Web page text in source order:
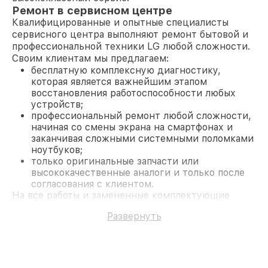
Ремонт в сервисном центре
Квалифицированные и опытные специалисты
сервисного центра выполняют ремонт бытовой и
профессиональной техники LG любой сложности.
Своим клиентам мы предлагаем:
бесплатную комплексную диагностику,
которая является важнейшим этапом
восстановления работоспособности любых
устройств;
профессиональный ремонт любой сложности,
начиная со смены экрана на смартфонах и
заканчивая сложными системными поломками
ноутбуков;
только оригинальные запчасти или
высококачественные аналоги и только после
согласования с клиентом.
На все работы и замененные комплектующие
поломки по условиям гарантии, мы бесплатно
Развернуть